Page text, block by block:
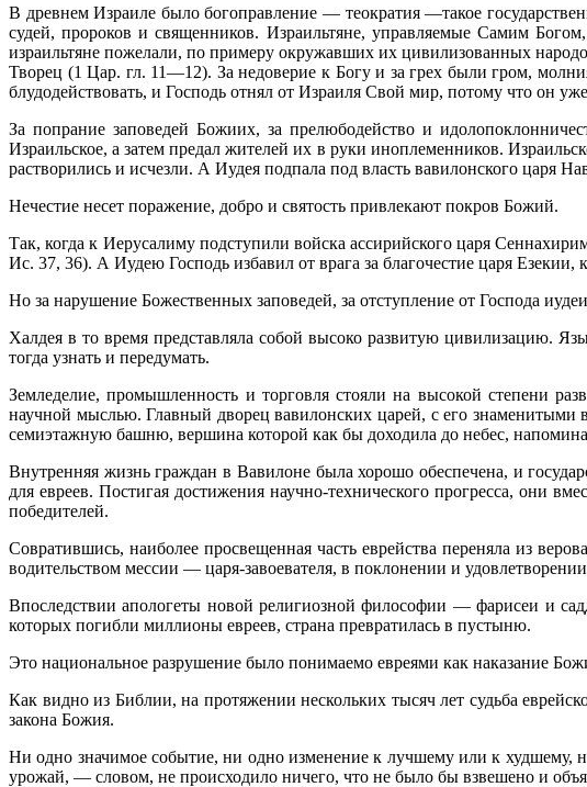
В древнем Израиле было богоправление — теократия —такое
судей, пророков и священников. Израильтяне, управляемые Самим
израильтяне пожелали, по примеру окружавших их цивилизованных
Творец (1 Цар. гл. 11—12). За недоверие к Богу и за грех были гром,
блудодействовать, и Господь отнял от Израиля Свой мир,
За попрание заповедей Божиих, за прелюбодейство и
Израильское, а затем предал жителей их в руки иноплеменников.
растворились и исчезли. А Иудея подпала под власть вавилонского царя
Нечестие несет поражение, добро и святость привлекают покров Божий.
Так, когда к Иерусалиму подступили войска ассирийского царя
Ис. 37, 36). А Иудею Господь избавил от врага за благочестие царя Езекии,
Но за нарушение Божественных заповедей, за отступление от Господа
Халдея в то время представляла собой высоко развитую цивилизацию.
тогда узнать и передумать.
Земледелие, промышленность и торговля стояли на высокой степени
научной мыслью. Главный дворец вавилонских царей, с его знаменитыми
семиэтажную башню, вершина которой как бы доходила до небес,
Внутренняя жизнь граждан в Вавилоне была хорошо обеспечена, и
для евреев. Постигая достижения научно-технического прогресса, они
победителей.
Совратившись, наиболее просвещенная часть еврейства переняла из
водительством мессии — царя-завоевателя, в поклонении и
Впоследствии апологеты новой религиозной философии — фарисеи и
которых погибли миллионы евреев, страна превратилась в пустыню.
Это национальное разрушение было понимаемо евреями как наказа­ние
Как видно из Библии, на протяжении нескольких тысяч лет судьба
закона Божия.
Ни одно значимое событие, ни одно изменение к лучшему или к худшему,
урожай, — словом, не происходило ничего, что не было бы взвешено и